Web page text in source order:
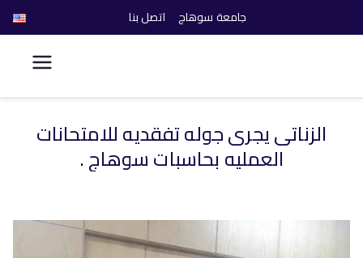
جامعة سوهاج اتصل بنا
كلية الحاسبات والذكاء
الاصطناعي
الزناتى يجرى جوله تفقديه للامتحانات
العمليه بحاسبات سوهاج .